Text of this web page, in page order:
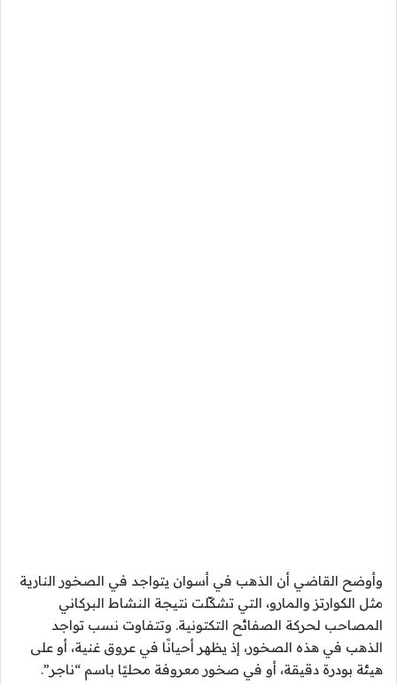
وأوضح القاضي أن الذهب في أسوان يتواجد في الصخور النارية
مثل الكوارتز والمارو، التي تشكّلت نتيجة النشاط البركاني
المصاحب لحركة الصفائح التكتونية. وتتفاوت نسب تواجد
الذهب في هذه الصخور، إذ يظهر أحيانًا في عروق غنية، أو على
هيئة بودرة دقيقة، أو في صخور معروفة محليًا باسم “ناجر”.